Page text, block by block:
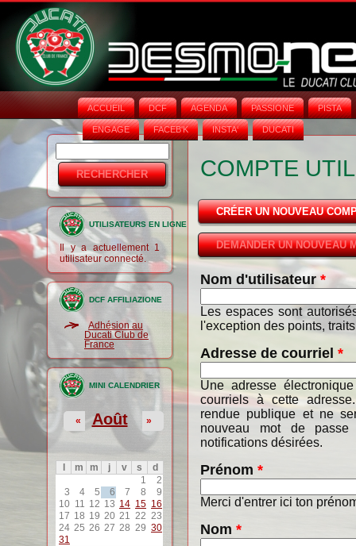
ACCUEIL DCF AGENDA PASSIONE PISTA
ENGAGE FACEB'K INSTA‘ DUCATI
Formulaire
de
recherche
UTILISATEURS EN LIGNE
Il y a actuellement 1
utilisateur connecté.
DCF AFFILIAZIONE
Adhésion au
Ducati Club de
France
MINI CALENDRIER
Août
« »
m m j v s
d
1
2
3
4 5 6 7 8
9
10 11 12 13 14 15 16
17 18 19 20 21 22 23
24 25 26 27 28 29 30
31
COMPTE
CRÉER UN NOUVEAU
DEMANDER UN NOUVEAU
Nom d'utilisateur *
Les espaces sont
l'exception des points,
Adresse de courriel *
Une adresse
courriels à cette
rendue publique et ne
nouveau mot de
notifications désirées.
Prénom *
Merci d'entrer ici ton
Nom *